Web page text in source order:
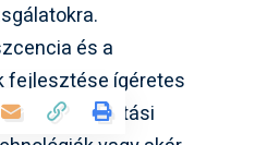
és a
fejlesztése ígéretes
világítási